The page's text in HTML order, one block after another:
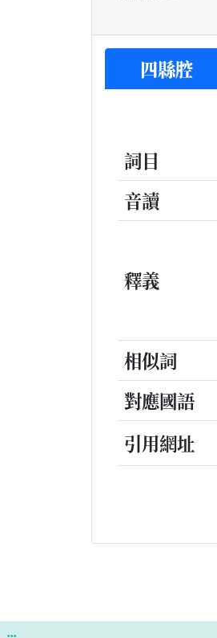
四縣腔
詞目
音讀
釋義
相似詞
對應國語
引用網址